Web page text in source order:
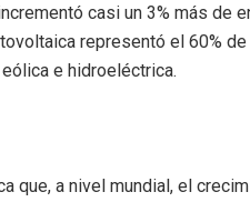
casi un 3% más de
representó el 60%
e hidroeléctrica.
que, a nivel mundial, el